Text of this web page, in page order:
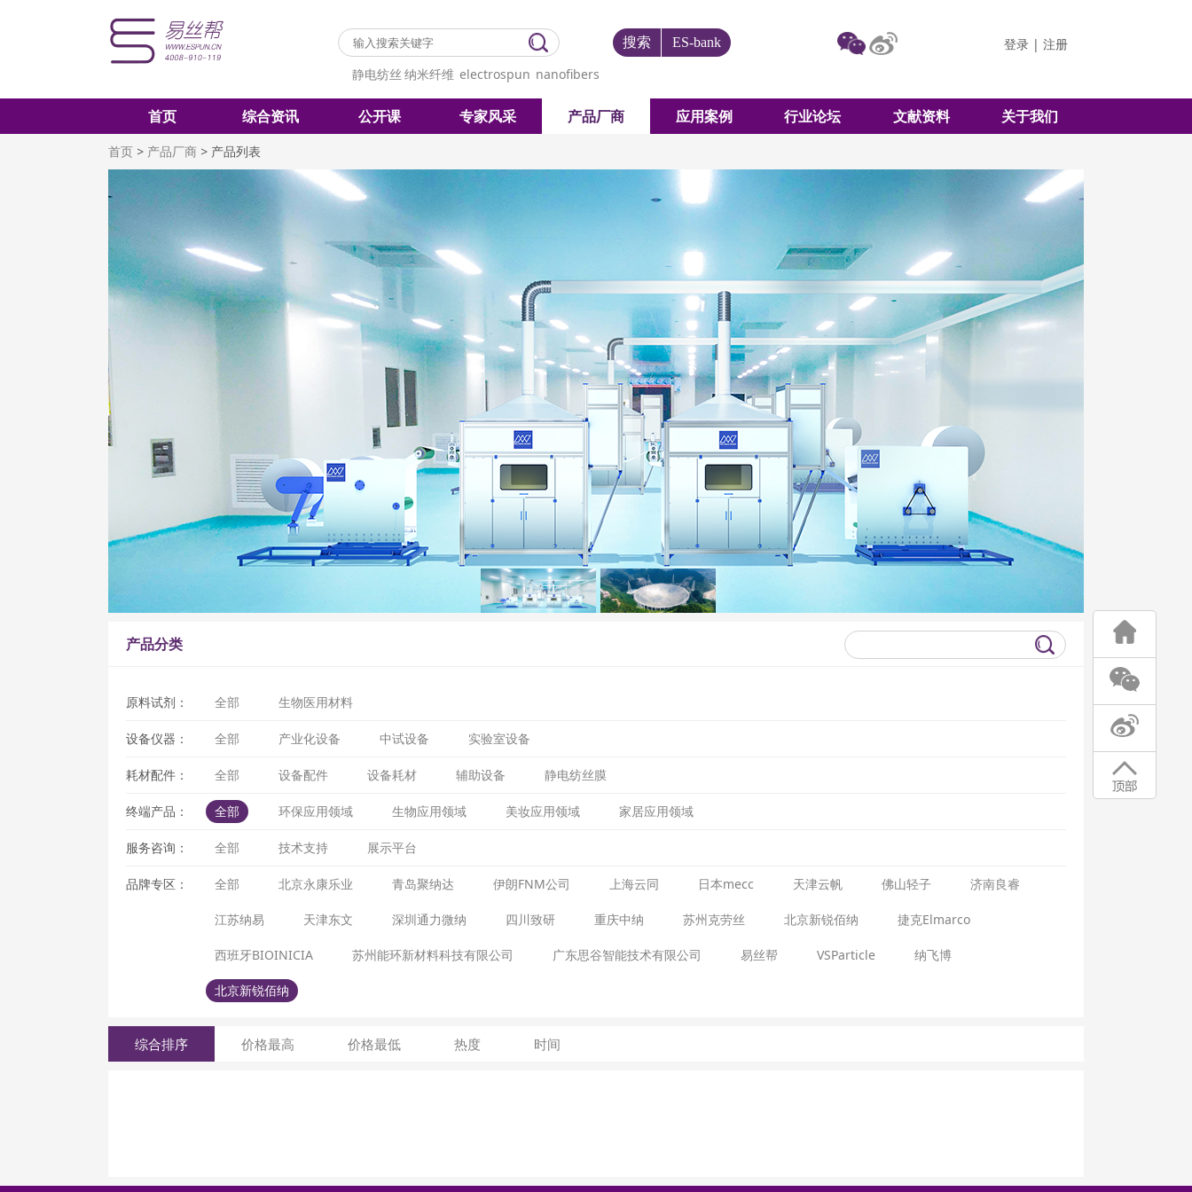
搜索 ES-bank
静电纺丝 纳米纤维 electrospun nanofibers
登录 | 注册
首页 综合资讯 公开课 专家风采 产品厂商 应用案例 行业论坛 文献资料 关于我们
首页 > 产品厂商 > 产品列表
产品分类
原料试剂： 全部 生物医用材料
设备仪器： 全部 产业化设备 中试设备 实验室设备
耗材配件： 全部 设备配件 设备耗材 辅助设备 静电纺丝膜
终端产品： 全部 环保应用领域 生物应用领域 美妆应用领域 家居应用领域
服务咨询： 全部 技术支持 展示平台
品牌专区： 全部 北京永康乐业 青岛聚纳达 伊朗FNM公司 上海云同 日本mecc 天津云帆 佛山轻子 济南良睿
江苏纳易 天津东文 深圳通力微纳 四川致研 重庆中纳 苏州克劳丝 北京新锐佰纳 捷克Elmarco
西班牙BIOINICIA 苏州能环新材料科技有限公司 广东思谷智能技术有限公司 易丝帮 VSParticle 纳飞博
北京新锐佰纳
综合排序 价格最高 价格最低 热度 时间